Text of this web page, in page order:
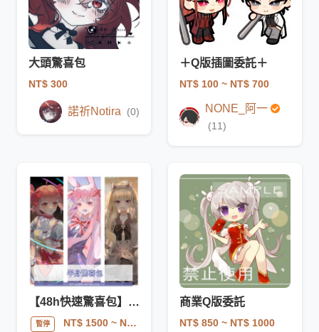
大頭驚喜包
NT$ 300
諾祈Notira (0)
＋Q版插圖委託＋
NT$ 100 ~ NT$ 700
NONE_阿一
(11)
【48h快速驚喜包】半身插圖
暫停 NT$ 1500~ NT$ 2000
商業Q版委託
NT$ 850 ~ NT$ 1000